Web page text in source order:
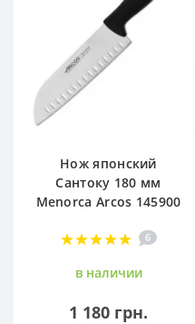
Нож японский
Сантоку 180 мм
Menorca Arcos 145900
6
в наличии
1 180 грн.